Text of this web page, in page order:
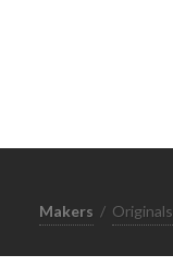
Makers / Originals